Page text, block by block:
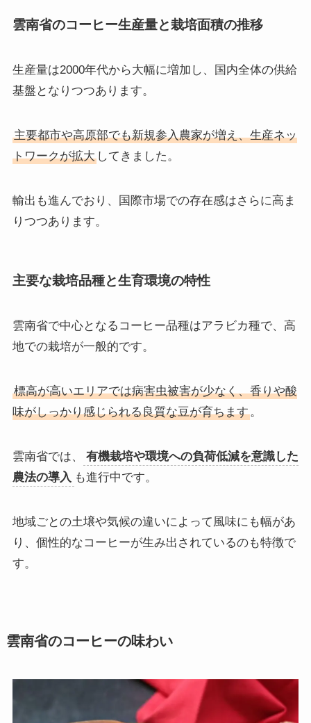
雲南省のコーヒー生産量と栽培面積の推移
生産量は2000年代から大幅に増加し、国内全体の供給
基盤となりつつあります。
主要都市や高原部でも新規参入農家が増え、生産ネッ
トワークが拡大してきました。
輸出も進んでおり、国際市場での存在感はさらに高ま
りつつあります。
主要な栽培品種と生育環境の特性
雲南省で中心となるコーヒー品種はアラビカ種で、高
地での栽培が一般的です。
標高が高いエリアでは病害虫被害が少なく、香りや酸
味がしっかり感じられる良質な豆が育ちます。
雲南省では、
有機栽培や環境への負荷低減を意識した
農法の導入 も進行中です。
地域ごとの土壌や気候の違いによって風味にも幅があ
り、個性的なコーヒーが生み出されているのも特徴で
す。
雲南省のコーヒーの味わい